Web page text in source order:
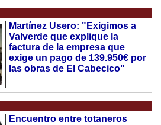
Martínez Usero: "Exigimos a
Valverde que explique la
factura de la empresa que
exige un pago de 139.950€ por
las obras de El Cabecico"
Encuentro entre totaneros